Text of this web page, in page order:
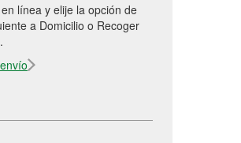
línea y elije la opción de
a Domicilio o Recoger